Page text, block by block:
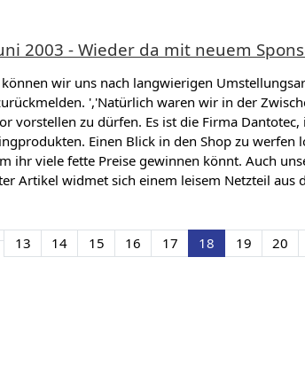
2003 - Wieder da mit neuem
wir uns nach langwierigen
','Natürlich waren wir in der
vorstellen zu dürfen. Es ist die Firma
Einen Blick in den Shop zu werfen
ihr viele fette Preise gewinnen könnt. Auch
Artikel widmet sich einem leisem Netzteil aus
13 14 15 16 17 18 19 20